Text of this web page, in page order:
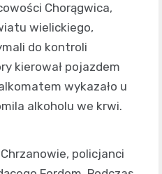
Chorągwica,
wielickiego,
do kontroli
kierował pojazdem
wykazało u
alkoholu we krwi.
Chrzanowie, policjanci